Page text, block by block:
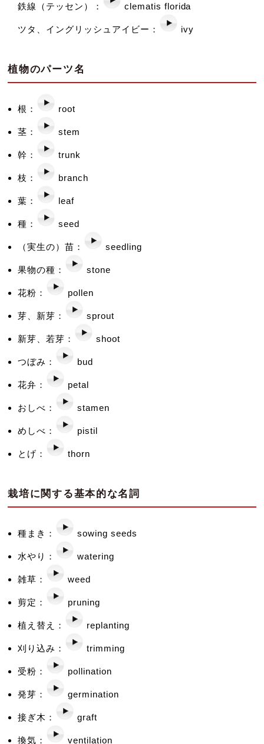
鉄線（テッセン）： clematis florida
ツタ、イングリッシュアイビー： ivy
植物のパーツ名
根： root
茎： stem
幹： trunk
枝： branch
葉： leaf
種： seed
（実生の）苗： seedling
果物の種： stone
花粉： pollen
芽、新芽： sprout
新芽、若芽： shoot
つぼみ： bud
花弁： petal
おしべ： stamen
めしべ： pistil
とげ： thorn
栽培に関する基本的な名詞
種まき： sowing seeds
水やり： watering
雑草： weed
剪定： pruning
植え替え： replanting
刈り込み： trimming
受粉： pollination
発芽： germination
接ぎ木： graft
換気： ventilation